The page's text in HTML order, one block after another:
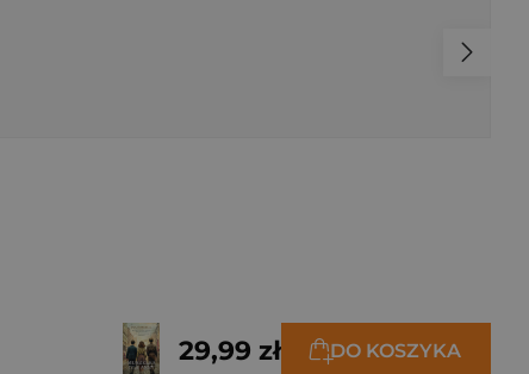
29,99 zł DO KOSZYKA